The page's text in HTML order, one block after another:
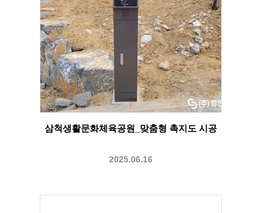
삼척생활문화체육공원_맞춤형 촉지도 시공
2025.06.16